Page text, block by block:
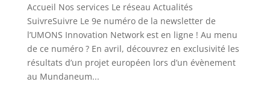
Accueil Nos services Le réseau Actualités
SuivreSuivre Le 9e numéro de la newsletter de
l’UMONS Innovation Network est en ligne ! Au menu
de ce numéro ? En avril, découvrez en exclusivité les
résultats d’un projet européen lors d’un évènement
au Mundaneum...